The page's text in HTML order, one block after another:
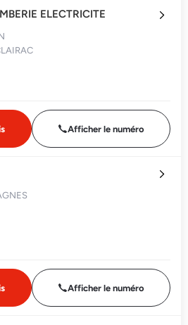
ELECTRICITE
Afficher le numéro
Afficher le numéro